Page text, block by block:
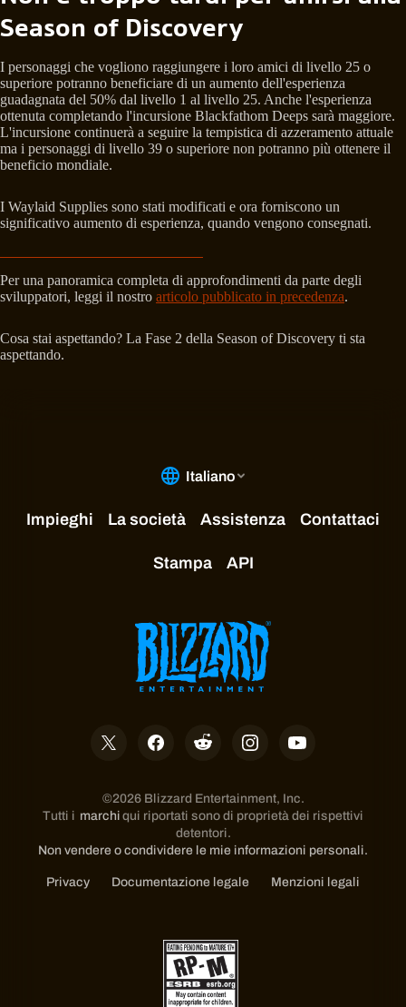
Season of Discovery
I personaggi che vogliono raggiungere i loro amici di livello 25 o
superiore potranno beneficiare di un aumento dell'esperienza
guadagnata del 50% dal livello 1 al livello 25. Anche l'esperienza
ottenuta completando l'incursione Blackfathom Deeps sarà maggiore.
L'incursione continuerà a seguire la tempistica di azzeramento attuale
ma i personaggi di livello 39 o superiore non potranno più ottenere il
beneficio mondiale.
I Waylaid Supplies sono stati modificati e ora forniscono un
significativo aumento di esperienza, quando vengono consegnati.
Per una panoramica completa di approfondimenti da parte degli
sviluppatori, leggi il nostro articolo pubblicato in precedenza.
Cosa stai aspettando? La Fase 2 della Season of Discovery ti sta
aspettando.